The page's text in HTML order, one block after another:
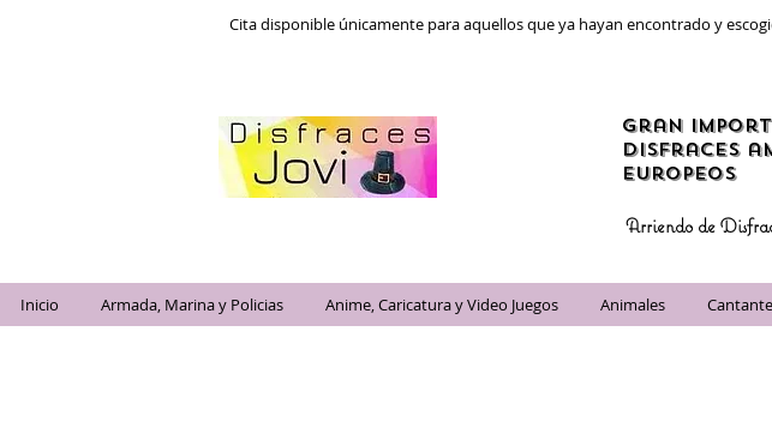
Cita disponible únicamente para aquellos que ya hayan encontrado y
gran
disfraces
Europeos
Arriendo de
Inicio Armada, Marina y Policias Anime, Caricatura y Video Juegos Animales